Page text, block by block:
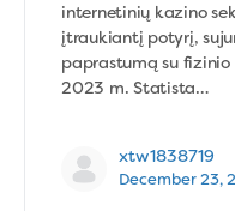
internetinių kazino
įtraukiantį potyrį,
paprastumą su
2023 m. Statista…
xtw1838719
December 23,